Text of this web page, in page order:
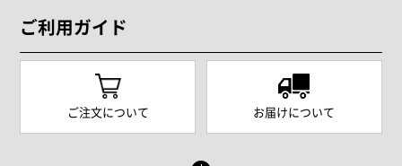
ご利用ガイド
ご注文について お届けについて